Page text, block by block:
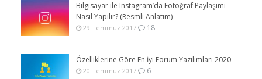
Bilgisayar ile Instagram’da Fotoğraf Paylaşımı
Nasıl Yapılır? (Resmli Anlatım)
29 Temmuz 2017 18
Özelliklerine Göre En İyi Forum Yazılımları 2020
20 Temmuz 2017 6